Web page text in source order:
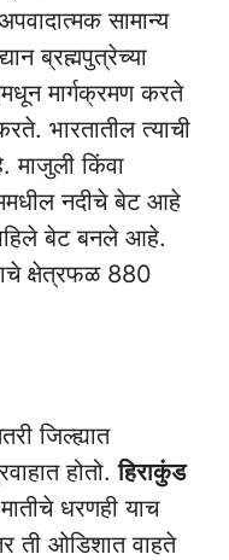
सामान्य
ब्रह्मपुत्रेच्या
मार्गक्रमण करते
भारतातील त्याची
किंवा
नदीचे बेट आहे
बेट बनले आहे.
क्षेत्रफळ 880
जिल्ह्यात
होतो.हिराकुंड
धरणही याच
ती ओडिशात वाहते